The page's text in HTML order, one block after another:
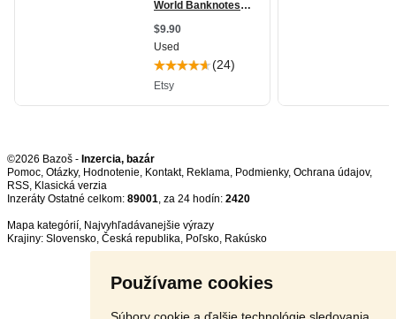
Používame cookies
Súbory cookie a ďalšie technológie sledovania
©2026 Bazoš - Inzercia, bazár
Pomoc, Otázky, Hodnotenie, Kontakt, Reklama, Podmienky, Ochrana údajov,
RSS,
Inzeráty Ostatné celkom: 89001, za 24 hodín: 2420
Mapa kategórií, Najvyhľadávanejšie výrazy
Krajiny: Slovensko, Česká republika, Poľsko, Rakúsko